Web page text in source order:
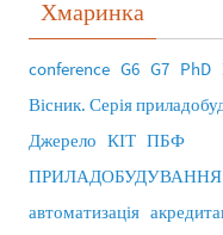
Хмаринка
conference G6 G7 PhD
Вісник. Серія
Джерело КІТ ПБФ
ПРИЛАДОБУДУВАННЯ:
автоматизація